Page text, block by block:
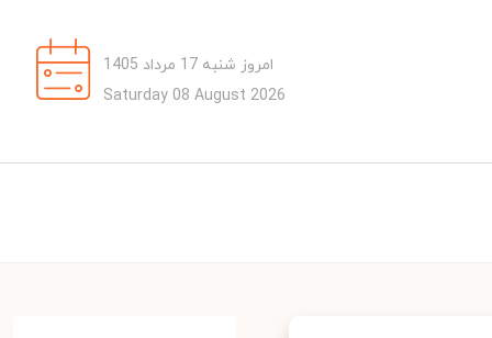
امروز شنبه 17 مرداد 1405
Saturday 08 August 2026